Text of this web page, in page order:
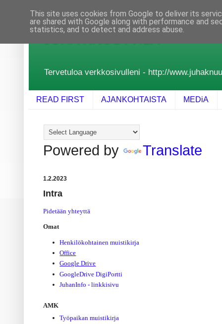
JUHA KNUUTTILA
Tervetuloa verkkosivulleni - http://
READ FIRST AJANKOHTAISTA MEDiA
Powered by Translate
1.2.2023
Intra
Pidetään yhteyttä
Omat
Henkilökohtainen muistikirja
Office
Google Drive
GoogleDrive DigiPortti
JuhanInfo - linkkisivu
AMK
Työpaikan muistikirja
This site uses cookies from Google to deliver its
are shared with Google along with performance and
statistics, and to detect and address abuse.